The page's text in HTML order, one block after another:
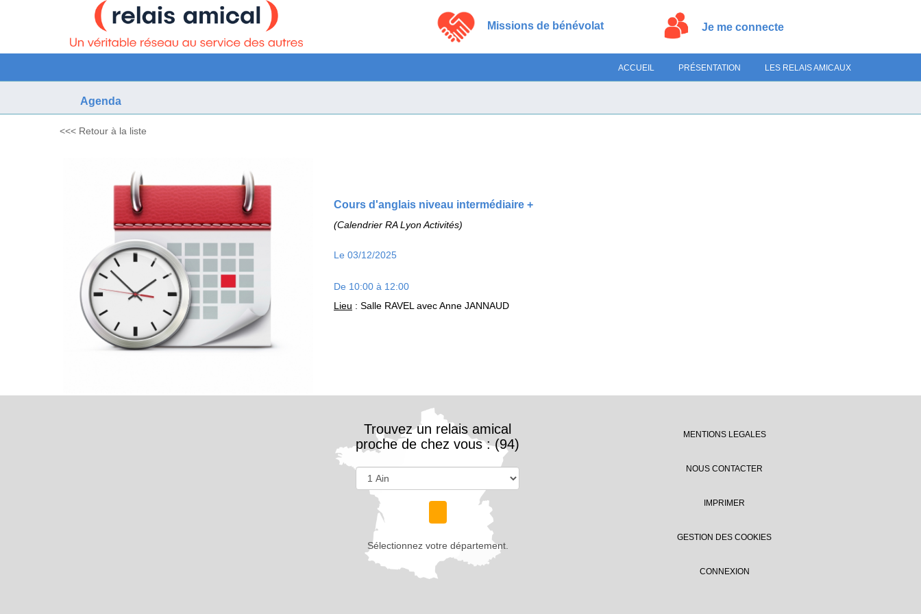
Missions de bénévolat Je me connecte
ACCUEIL PRÉSENTATION LES RELAIS AMICAUX
Agenda
<<< Retour à la liste
Cours d'anglais niveau intermédiaire +
(Calendrier RA Lyon Activités)
Le 03/12/2025
De 10:00 à 12:00
Lieu : Salle RAVEL avec Anne JANNAUD
Trouvez un relais amical
proche de chez vous : (94)
Sélectionnez votre département.
MENTIONS LEGALES
NOUS CONTACTER
IMPRIMER
GESTION DES COOKIES
CONNEXION